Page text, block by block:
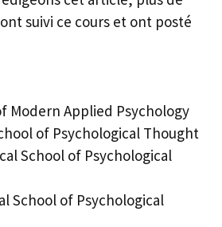
suivi ce cours et ont posté
Modern Applied Psychology
of Psychological Thought
School of Psychological
School of Psychological